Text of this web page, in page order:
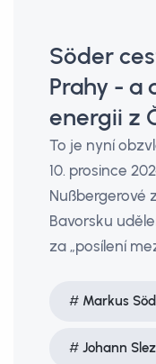
Söder
Prahy - a
energii z
To je nyní
10. prosince
Nußbergerové
Bavorsku
za „posílení
Markus
Johann